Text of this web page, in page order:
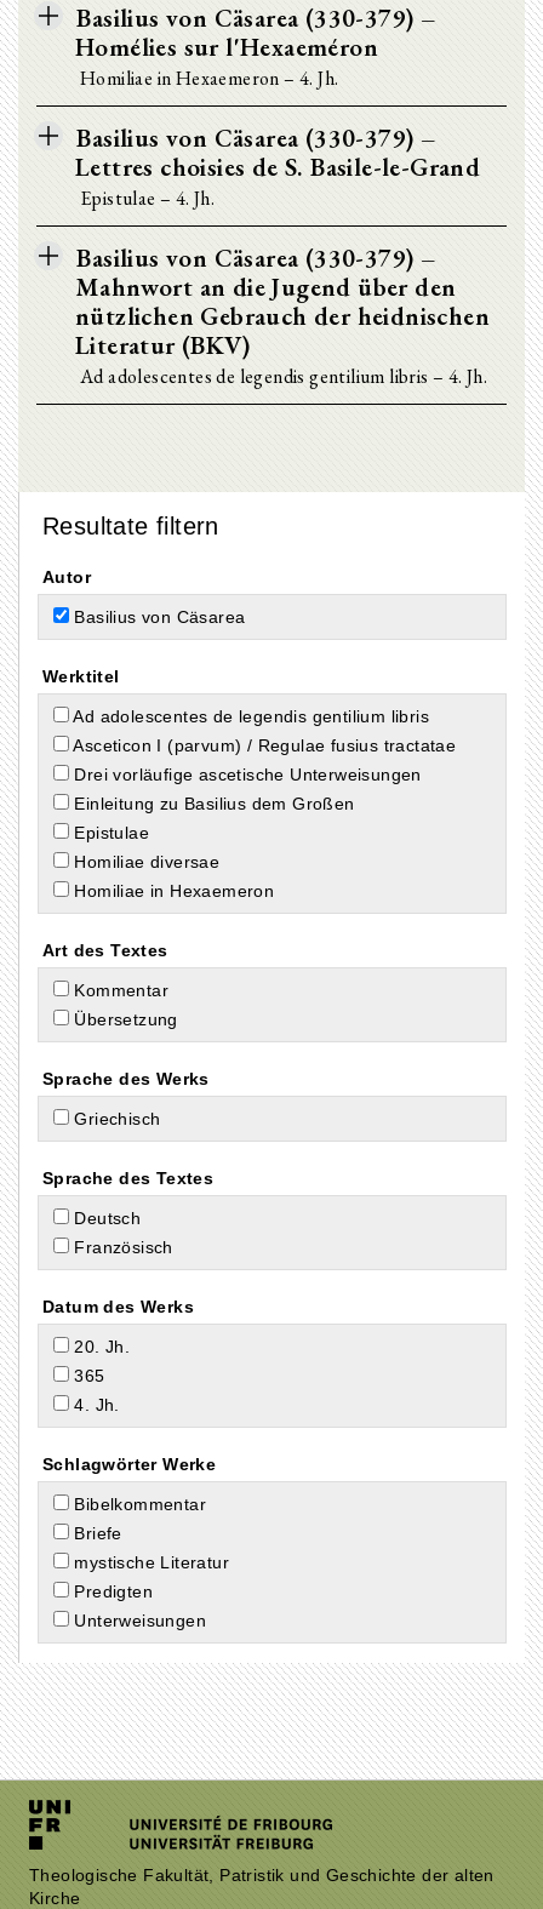
Basilius von Cäsarea (330-379) –
Homélies sur l'Hexaeméron
Homiliae in Hexaemeron – 4. Jh.
Basilius von Cäsarea (330-379) –
Lettres choisies de S. Basile-le-Grand
Epistulae – 4. Jh.
Basilius von Cäsarea (330-379) –
Mahnwort an die Jugend über den
nützlichen Gebrauch der heidnischen
Literatur (BKV)
Ad adolescentes de legendis gentilium libris – 4. Jh.
Resultate filtern
Autor
Basilius von Cäsarea
Werktitel
Ad adolescentes de legendis gentilium libris
Asceticon I (parvum) / Regulae fusius tractatae
Drei vorläufige ascetische Unterweisungen
Einleitung zu Basilius dem Großen
Epistulae
Homiliae diversae
Homiliae in Hexaemeron
Art des Textes
Kommentar
Übersetzung
Sprache des Werks
Griechisch
Sprache des Textes
Deutsch
Französisch
Datum des Werks
20. Jh.
365
4. Jh.
Schlagwörter Werke
Bibelkommentar
Briefe
mystische Literatur
Predigten
Unterweisungen
Theologische Fakultät, Patristik und Geschichte der alten
Kirche